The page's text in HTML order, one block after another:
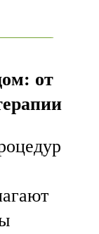
от